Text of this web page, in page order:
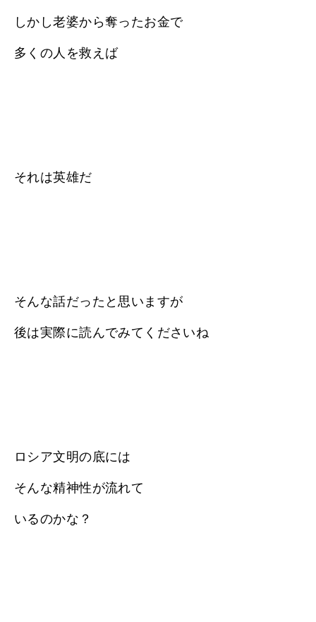
しかし老婆から奪ったお金で
多くの人を救えば
それは英雄だ
そんな話だったと思いますが
後は実際に読んでみてくださいね
ロシア文明の底には
そんな精神性が流れて
いるのかな？